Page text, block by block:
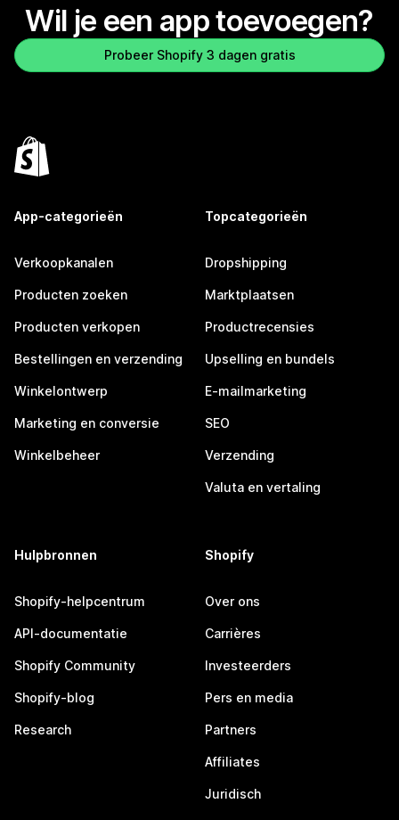
Wil je een app toevoegen?
Probeer Shopify 3 dagen gratis
App-categorieën
Verkoopkanalen
Producten zoeken
Producten verkopen
Bestellingen en verzending
Winkelontwerp
Marketing en conversie
Winkelbeheer
Topcategorieën
Dropshipping
Marktplaatsen
Productrecensies
Upselling en bundels
E-mailmarketing
SEO
Verzending
Valuta en vertaling
Hulpbronnen
Shopify-helpcentrum
API-documentatie
Shopify Community
Shopify-blog
Research
Shopify
Over ons
Carrières
Investeerders
Pers en media
Partners
Affiliates
Juridisch